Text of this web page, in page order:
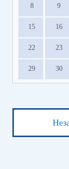
8 9
15 16
22 23
29 30